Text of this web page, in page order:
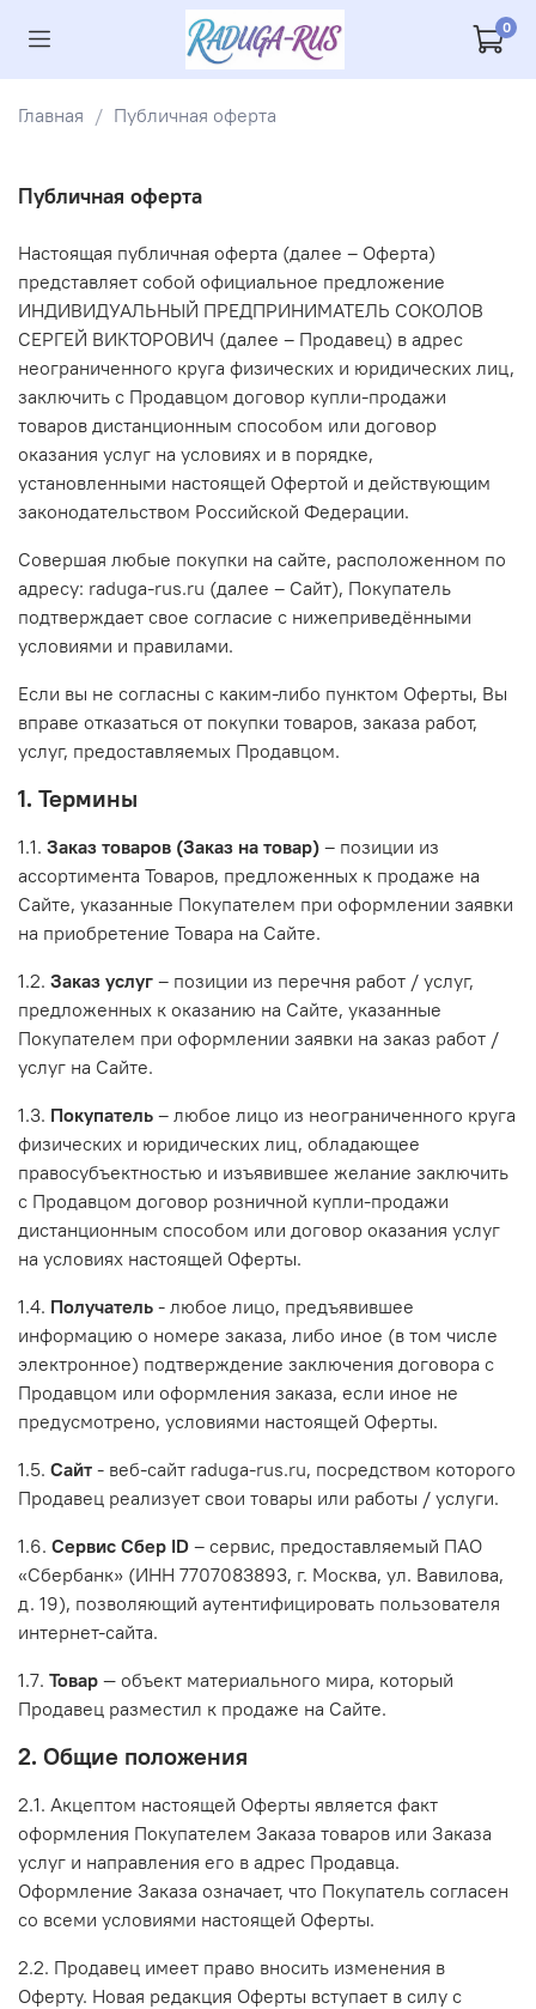
0
Главная Публичная оферта
Публичная оферта
Настоящая публичная оферта (далее – Оферта)
представляет собой официальное предложение
ИНДИВИДУАЛЬНЫЙ ПРЕДПРИНИМАТЕЛЬ СОКОЛОВ
СЕРГЕЙ ВИКТОРОВИЧ (далее – Продавец) в адрес
неограниченного круга физических и юридических лиц,
заключить с Продавцом договор купли-продажи
товаров дистанционным способом или договор
оказания услуг на условиях и в порядке,
установленными настоящей Офертой и действующим
законодательством Российской Федерации.
Совершая любые покупки на сайте, расположенном по
адресу: raduga-rus.ru (далее – Сайт), Покупатель
подтверждает свое согласие с нижеприведёнными
условиями и правилами.
Если вы не согласны с каким-либо пунктом Оферты, Вы
вправе отказаться от покупки товаров, заказа работ,
услуг, предоставляемых Продавцом.
1. Термины
1.1. Заказ товаров (Заказ на товар) – позиции из
ассортимента Товаров, предложенных к продаже на
Сайте, указанные Покупателем при оформлении заявки
на приобретение Товара на Сайте.
1.2. Заказ услуг – позиции из перечня работ / услуг,
предложенных к оказанию на Сайте, указанные
Покупателем при оформлении заявки на заказ работ /
услуг на Сайте.
1.3. Покупатель – любое лицо из неограниченного круга
физических и юридических лиц, обладающее
правосубъектностью и изъявившее желание заключить
с Продавцом договор розничной купли-продажи
дистанционным способом или договор оказания услуг
на условиях настоящей Оферты.
1.4. Получатель - любое лицо, предъявившее
информацию о номере заказа, либо иное (в том числе
электронное) подтверждение заключения договора с
Продавцом или оформления заказа, если иное не
предусмотрено, условиями настоящей Оферты.
1.5. Сайт - веб-сайт raduga-rus.ru, посредством которого
Продавец реализует свои товары или работы / услуги.
1.6. Сервис Сбер ID – сервис, предоставляемый ПАО
«Сбербанк» (ИНН 7707083893, г. Москва, ул. Вавилова,
д. 19), позволяющий аутентифицировать пользователя
интернет-сайта.
1.7. Товар — объект материального мира, который
Продавец разместил к продаже на Сайте.
2. Общие положения
2.1. Акцептом настоящей Оферты является факт
оформления Покупателем Заказа товаров или Заказа
услуг и направления его в адрес Продавца.
Оформление Заказа означает, что Покупатель согласен
со всеми условиями настоящей Оферты.
2.2. Продавец имеет право вносить изменения в
Оферту. Новая редакция Оферты вступает в силу с